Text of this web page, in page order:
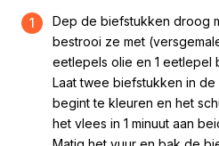
1
Dep de biefstukken droog
bestrooi ze met
eetlepels olie en 1 eetlepel
Laat twee biefstukken in
begint te kleuren en het
het vlees in 1 minuut aan